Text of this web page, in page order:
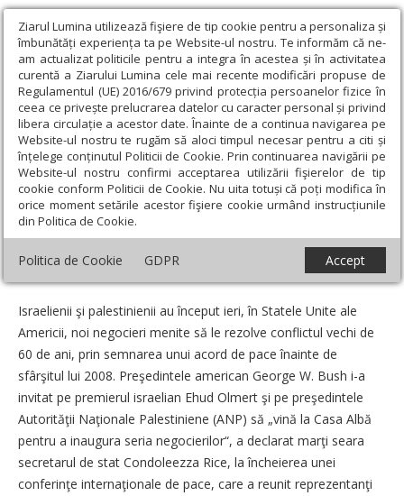
Ziarul Lumina utilizează fişiere de tip cookie pentru a personaliza și
îmbunătăți experiența ta pe Website-ul nostru. Te informăm că ne-
am actualizat politicile pentru a integra în acestea și în activitatea
curentă a Ziarului Lumina cele mai recente modificări propuse de
Regulamentul (UE) 2016/679 privind protecția persoanelor fizice în
ceea ce privește prelucrarea datelor cu caracter personal și privind
libera circulație a acestor date. Înainte de a continua navigarea pe
Website-ul nostru te rugăm să aloci timpul necesar pentru a citi și
înțelege conținutul Politicii de Cookie. Prin continuarea navigării pe
Website-ul nostru confirmi acceptarea utilizării fişierelor de tip
cookie conform Politicii de Cookie. Nu uita totuși că poți modifica în
orice moment setările acestor fişiere cookie urmând instrucțiunile
din Politica de Cookie.
Politica de Cookie GDPR Accept
Ziarul Lumina › Societate › Actualitate socială › Negocieri la
Casa Albă între israelieni şi palestinieni
Negocieri la Casa Albă între israelieni şi
palestinieni
Data: 29 Noiembrie 2007
Israelienii şi palestinienii au început ieri, în Statele Unite ale
Americii, noi negocieri menite să le rezolve conflictul vechi de
60 de ani, prin semnarea unui acord de pace înainte de
sfârşitul lui 2008. Preşedintele american George W. Bush i-a
invitat pe premierul israelian Ehud Olmert şi pe preşedintele
Autorităţii Naţionale Palestiniene (ANP) să „vină la Casa Albă
pentru a inaugura seria negocierilor“, a declarat marţi seara
secretarul de stat Condoleezza Rice, la încheierea unei
conferinţe internaţionale de pace, care a reunit reprezentanţi